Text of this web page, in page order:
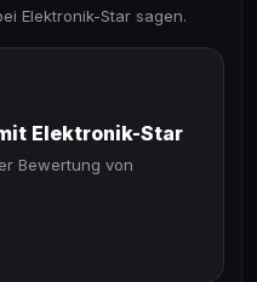
Elektronik-Star sagen.
Elektronik-Star
Bewertung von